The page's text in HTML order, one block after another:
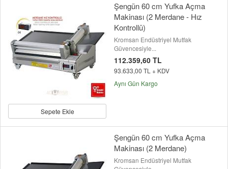
Sepete Ekle
Şengün 60 cm Yufka Açma
Makinası (2 Merdane - Hız
Kontrollü)
Kromsan Endüstriyel Mutfak
Güvencesiyle...
112.359,60 TL
93.633,00 TL + KDV
Aynı Gün Kargo
Şengün 60 cm Yufka Açma
Makinası (2 Merdane)
Kromsan Endüstriyel Mutfak